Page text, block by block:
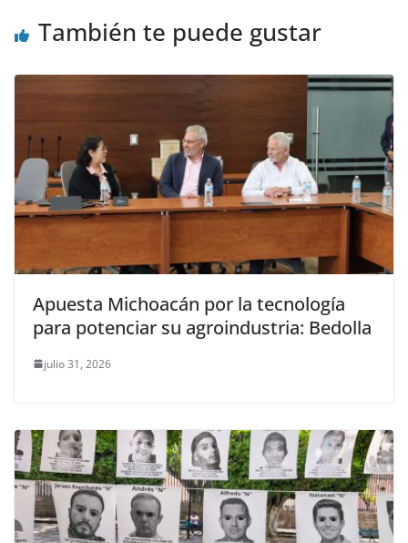
También te puede gustar
Apuesta Michoacán por la tecnología
para potenciar su agroindustria: Bedolla
julio 31, 2026